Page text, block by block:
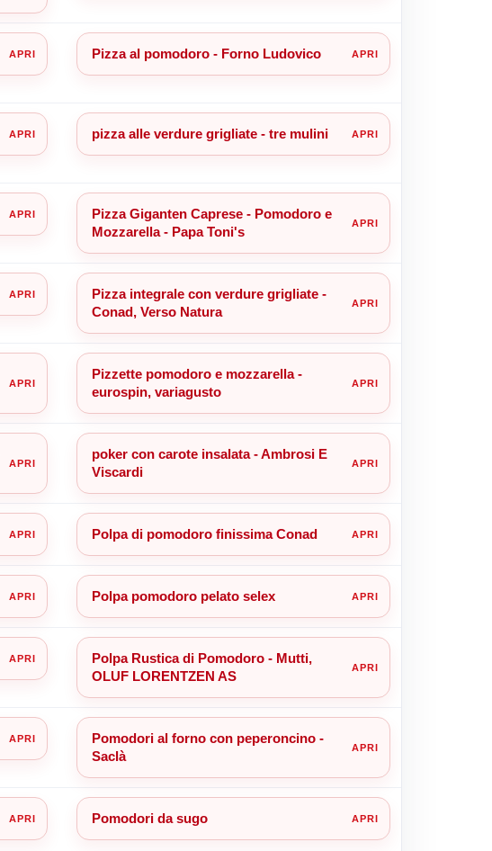
Pizza al pomodoro - Forno Ludovico
pizza alle verdure grigliate - tre mulini
Pizza Giganten Caprese - Pomodoro e
Mozzarella - Papa Toni's
Pizza integrale con verdure grigliate -
Conad, Verso Natura
Pizzette pomodoro e mozzarella -
eurospin, variagusto
poker con carote insalata - Ambrosi E
Viscardi
Polpa di pomodoro finissima Conad
Polpa pomodoro pelato selex
Polpa Rustica di Pomodoro - Mutti,
OLUF LORENTZEN AS
Pomodori al forno con peperoncino -
Saclà
Pomodori da sugo